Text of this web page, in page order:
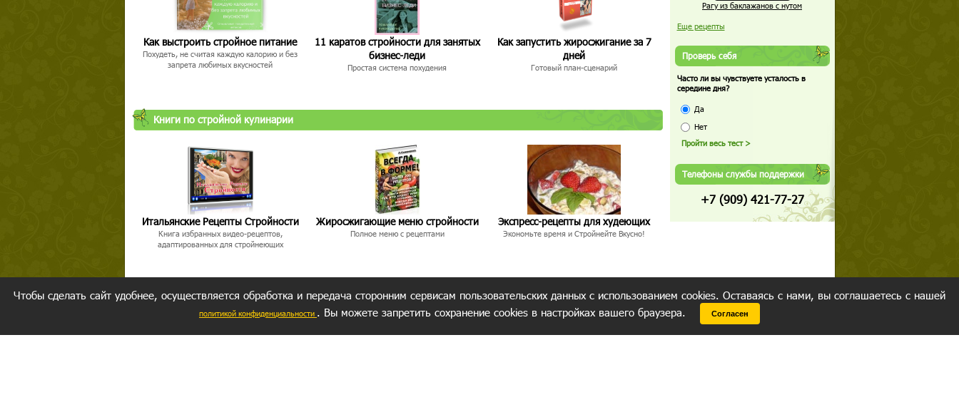
Как выстроить стройное питание
Похудеть, не считая каждую калорию и без
запрета любимых вкусностей
11 каратов стройности для занятых
бизнес-леди
Простая система похудения
Как запустить жиросжигание за 7
дней
Готовый план-сценарий
Книги по стройной кулинарии
Итальянские Рецепты Стройности
Книга избранных видео-рецептов,
адаптированных для стройнеющих
Жиросжигающие меню стройности
Полное меню с рецептами
Экспресс-рецепты для худеющих
Экономьте время и Стройнейте Вкусно!
Рагу из баклажанов с нутом
Еще рецепты
Проверь себя
Часто ли вы чувствуете усталость в
середине дня?
Да
Нет
Телефоны службы поддержки
+7 (909) 421-77-27
Чтобы сделать сайт удобнее, осуществляется обработка и передача сторонним сервисам пользовательских данных с использованием cookies. Оставаясь с нами, вы соглашаетесь с нашей
политикой конфиденциальности . Вы можете запретить сохранение cookies в настройках вашего браузера. Согласен